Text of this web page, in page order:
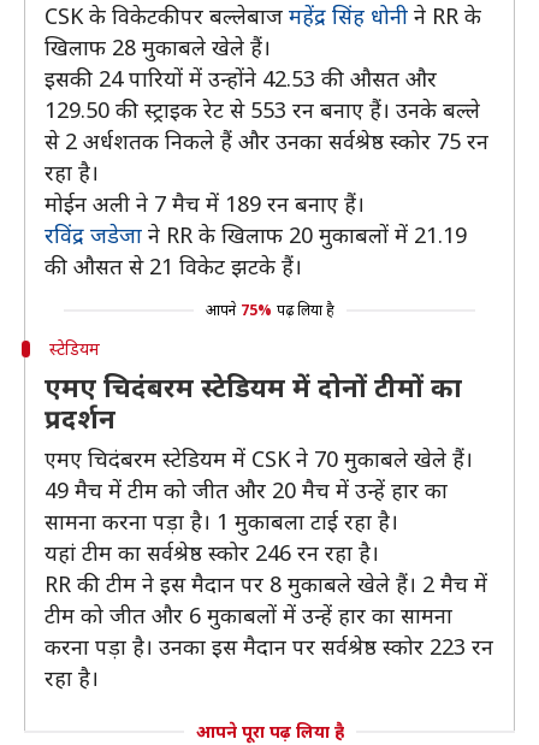
CSK के विकेटकीपर बल्लेबाज महेंद्र सिंह धोनी ने RR के
खिलाफ 28 मुकाबले खेले हैं।
इसकी 24 पारियों में उन्होंने 42.53 की औसत और
129.50 की स्ट्राइक रेट से 553 रन बनाए हैं। उनके बल्ले
से 2 अर्धशतक निकले हैं और उनका सर्वश्रेष्ठ स्कोर 75 रन
रहा है।
मोईन अली ने 7 मैच में 189 रन बनाए हैं।
रविंद्र जडेजा ने RR के खिलाफ 20 मुकाबलों में 21.19
की औसत से 21 विकेट झटके हैं।
आपने 75% पढ़ लिया है
स्टेडियम
एमए चिदंबरम स्टेडियम में दोनों टीमों का
प्रदर्शन
एमए चिदंबरम स्टेडियम में CSK ने 70 मुकाबले खेले हैं।
49 मैच में टीम को जीत और 20 मैच में उन्हें हार का
सामना करना पड़ा है। 1 मुकाबला टाई रहा है।
यहां टीम का सर्वश्रेष्ठ स्कोर 246 रन रहा है।
RR की टीम ने इस मैदान पर 8 मुकाबले खेले हैं। 2 मैच में
टीम को जीत और 6 मुकाबलों में उन्हें हार का सामना
करना पड़ा है। उनका इस मैदान पर सर्वश्रेष्ठ स्कोर 223 रन
रहा है।
आपने पूरा पढ़ लिया है